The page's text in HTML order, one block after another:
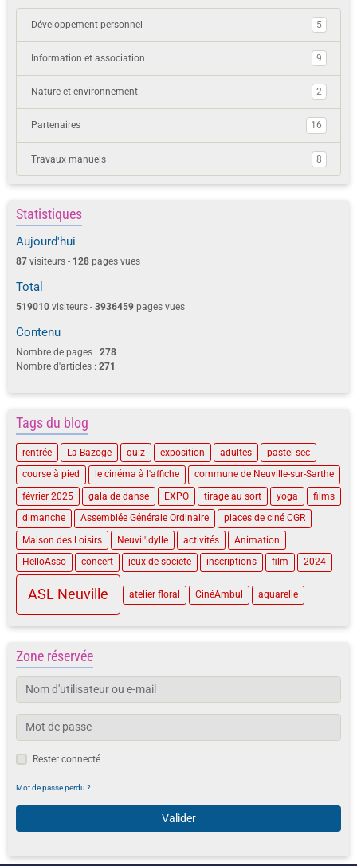
Développement personnel 5
Information et association 9
Nature et environnement 2
Partenaires 16
Travaux manuels 8
Statistiques
Aujourd'hui
87 visiteurs - 128 pages vues
Total
519010 visiteurs - 3936459 pages vues
Contenu
Nombre de pages : 278
Nombre d'articles : 271
Tags du blog
rentrée La Bazoge quiz exposition adultes
pastel sec
course à pied
le cinéma à l'affiche
commune de Neuville-sur-Sarthe
février 2025
gala de danse EXPO tirage au sort yoga
films
dimanche
Assemblée Générale Ordinaire
places de ciné CGR
Maison des Loisirs
Neuvil'idylle activités
Animation
HelloAsso
concert jeux de societe inscriptions film 2024
ASL Neuville atelier floral CinéAmbul aquarelle
Zone réservée
Rester connecté
Mot de passe perdu ?
Valider